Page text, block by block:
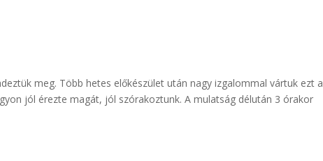
meg. Több hetes előkészület után nagy izgalommal vártuk ezt a
jól érezte magát, jól szórakoztunk. A mulatság délután 3 órakor